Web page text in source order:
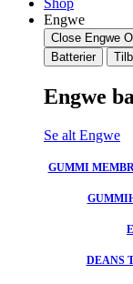
Shop
Engwe
Close Engwe
Batterier
Engwe
Se alt Engwe
GUMMI
DEANS